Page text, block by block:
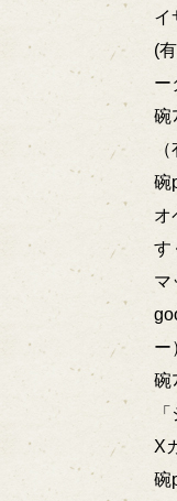
イ
(
ー
碗
碗
オ
す
マ
ー
碗
X
碗